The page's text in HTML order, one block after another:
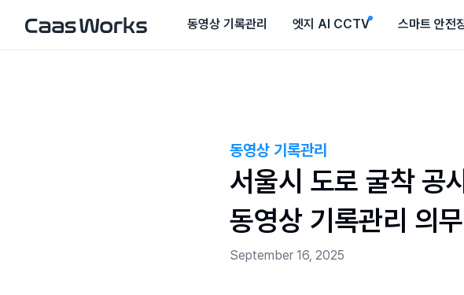
동영상 기록관리 엣지 AI CCTV 스마트 안전
동영상 기록관리
서울시 도로 굴착 공
동영상 기록관리 의
September 16, 2025